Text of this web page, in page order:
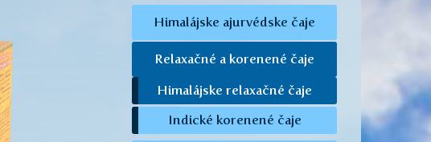
Himalájske ajurvédske čaje
Relaxačné a korenené čaje
Himalájske relaxačné čaje
Indické korenené čaje